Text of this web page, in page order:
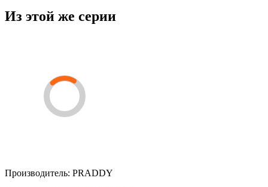
Из этой же серии
Производитель: PRADDY